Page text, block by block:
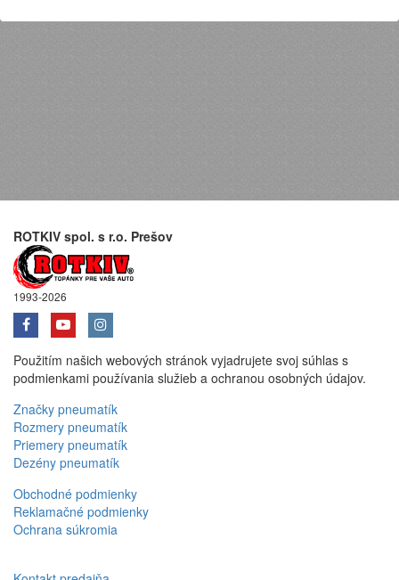
ROTKIV spol. s r.o. Prešov
1993-2026
Použitím našich webových stránok vyjadrujete svoj súhlas s
podmienkami používania služieb a ochranou osobných údajov.
Značky pneumatík
Rozmery pneumatík
Priemery pneumatík
Dezény pneumatík
Obchodné podmienky
Reklamačné podmienky
Ochrana súkromia